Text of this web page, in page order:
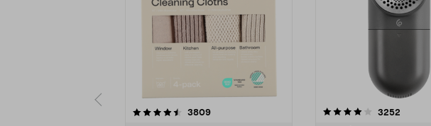
3809recensioner
4.0av 5 stjärnor 3252
4.5av 5 stjärnor